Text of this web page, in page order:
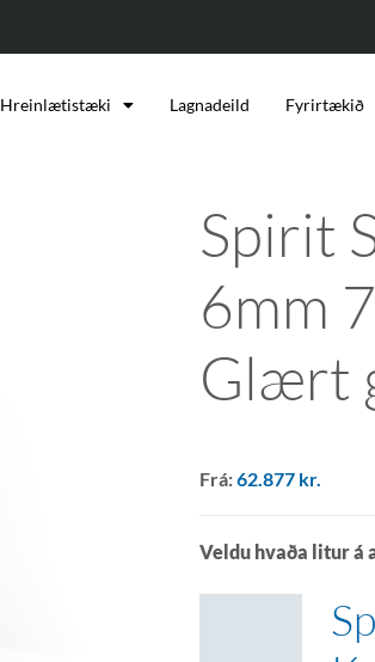
Hreinlætistæki Lagnadeild Fyrirtækið
Spirit
6mm
Glært
Frá:62.877 kr.
Veldu hvaða litur á